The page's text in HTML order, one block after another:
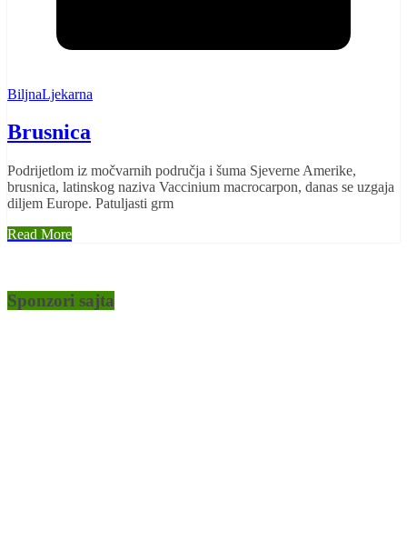
BiljnaLjekarna
Brusnica
Podrijetlom iz močvarnih područja i šuma Sjeverne Amerike,
brusnica, latinskog naziva Vaccinium macrocarpon, danas se uzgaja
diljem Europe. Patuljasti grm
Read More
Sponzori sajta